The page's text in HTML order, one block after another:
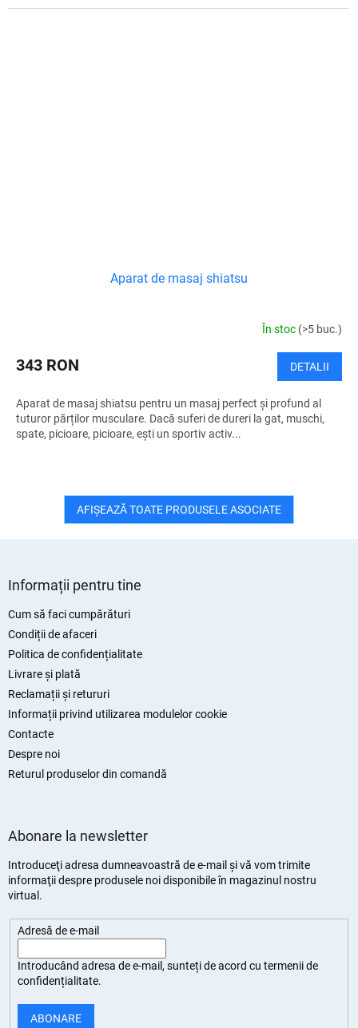
Aparat de masaj shiatsu
În stoc (>5 buc.)
343 RON DETALII
Aparat de masaj shiatsu pentru un masaj perfect și profund al
tuturor părților musculare. Dacă suferi de dureri la gat, muschi,
spate, picioare, picioare, ești un sportiv activ...
AFIŞEAZĂ TOATE PRODUSELE ASOCIATE
Informații pentru tine
Cum să faci cumpărături
Condiții de afaceri
Politica de confidențialitate
Livrare și plată
Reclamații și retururi
Informații privind utilizarea modulelor cookie
Contacte
Despre noi
Returul produselor din comandă
Abonare la newsletter
Introduceţi adresa dumneavoastră de e-mail şi vă vom trimite
informaţii despre produsele noi disponibile în magazinul nostru
virtual.
Adresă de e-mail
Introducând adresa de e-mail, sunteți deacord cu termenii de
confidențialitate.
ABONARE